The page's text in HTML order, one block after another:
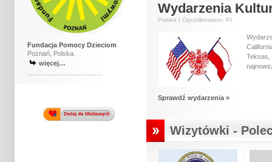
Fundacja Pomocy Dzieciom
Poznań, Polska.
więcej…
Wydarzenia
Polska | Opublikowano: PI
Sprawdź wydarzenia »
Wizytówki -